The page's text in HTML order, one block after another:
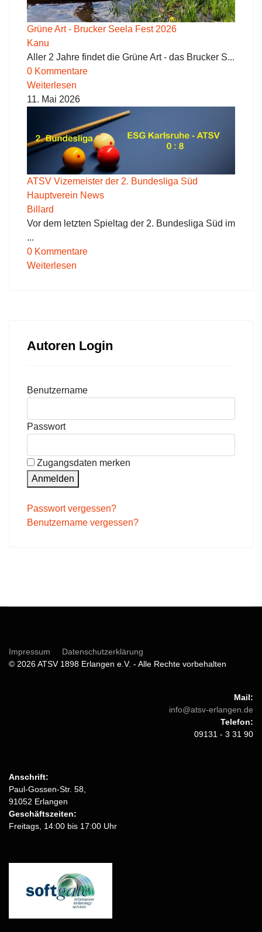
Grüne Art - Brucker Seela Fest 2026
Kanu
Aller 2 Jahre findet die Grüne Art - das Brucker S...
0 Kommentare
Weiterlesen
11. Mai 2026
ATSV Vizemeister der 2. Bundesliga Süd
Hauptverein News
Billard
Vor dem letzten Spieltag der 2. Bundesliga Süd im
...
0 Kommentare
Weiterlesen
Autoren Login
Benutzername
Passwort
Zugangsdaten merken
Anmelden
Passwort vergessen?
Benutzername vergessen?
Impressum
Datenschutzerklärung
© 2026 ATSV 1898 Erlangen e.V. - Alle Rechte vorbehalten
Mail:
info@atsv-erlangen.de
Telefon:
09131 - 3 31 90
Anschrift:
Paul-Gossen-Str. 58,
91052 Erlangen
Geschäftszeiten:
Freitags, 14:00 bis 17:00 Uhr